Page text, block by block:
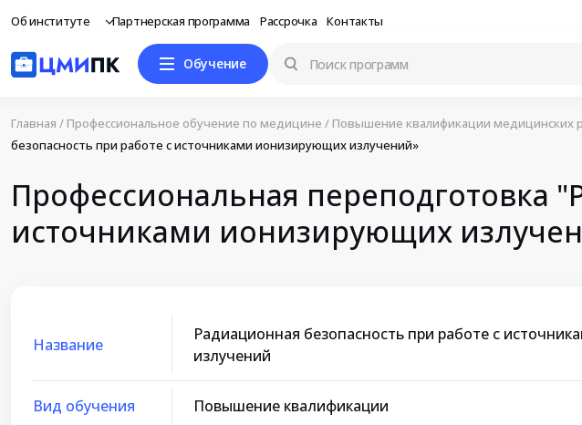
Об институте Партнерская программа Рассрочка Контакты
Обучение
Главная / Профессиональное обучение по медицине / Повышение квалификации медицинских
безопасность при работе с источниками ионизирующих излучений»
Профессиональная переподготовка
источниками ионизирующих
Название
Радиационная безопасность при работе с
излучений
Вид обучения Повышение квалификации